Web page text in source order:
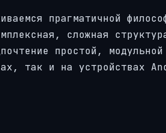
прагматичной
сложная
простой,
так и на устройствах